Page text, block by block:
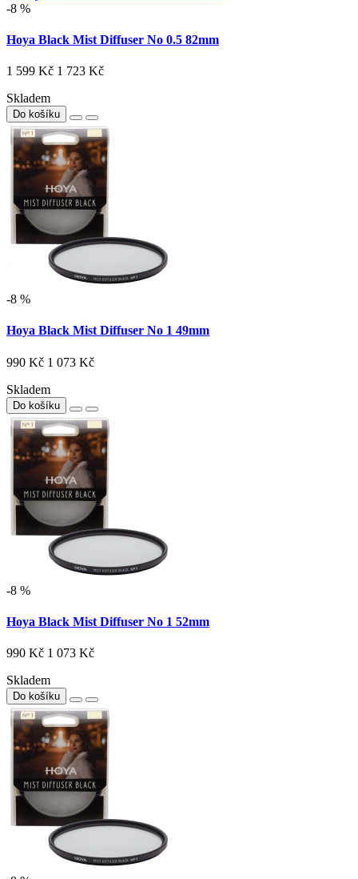
-8 %
Hoya Black Mist Diffuser No 0.5 82mm
1 599 Kč 1 723 Kč
Skladem
Do košíku
-8 %
Hoya Black Mist Diffuser No 1 49mm
990 Kč 1 073 Kč
Skladem
Do košíku
-8 %
Hoya Black Mist Diffuser No 1 52mm
990 Kč 1 073 Kč
Skladem
Do košíku